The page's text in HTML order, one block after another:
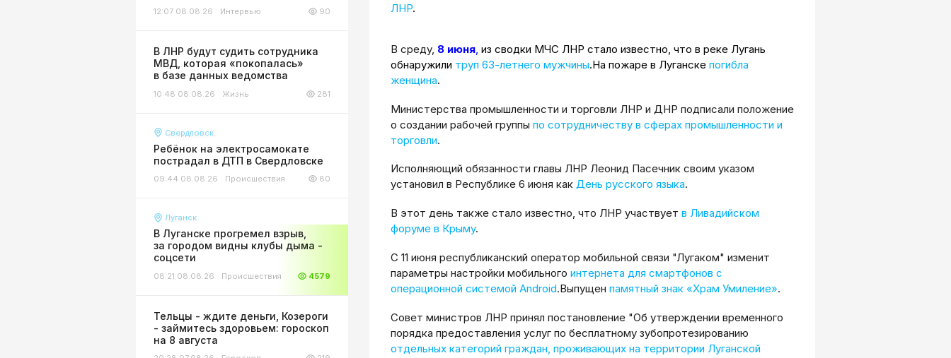
12:07 08.08.26 Интервью 90
В ЛНР будут судить сотрудника
МВД, которая «покопалась»
в базе данных ведомства
10:48 08.08.26 Жизнь 281
Свердловск
Ребёнок на электросамокате
пострадал в ДТП в Свердловске
09:44 08.08.26 Происшествия 80
Луганск
В Луганске прогремел взрыв,
за городом видны клубы дыма -
соцсети
08:21 08.08.26 Происшествия 4579
Тельцы - ждите деньги, Козероги
- займитесь здоровьем: гороскоп
на 8 августа
ЛНР.
В среду, 8 июня из сводки МЧС ЛНР стало известно, что в реке Лугань
обнаружили труп 63-летнего мужчины.На пожаре в Луганске погибла
женщина.
Министерства промышленности и торговли ЛНР и ДНР подписали положение
о создании рабочей группы по сотрудничеству в сферах промышленности и
торговли.
Исполняющий обязанности главы ЛНР Леонид Пасечник своим указом
установил в Республике 6 июня как День русского языка.
В этот день также стало известно, что ЛНР участвует в Ливадийском
форуме в Крыму.
С 11 июня республиканский оператор мобильной связи "Лугаком" изменит
параметры настройки мобильного интернета для смартфонов с
операционной системой Android.Выпущен памятный знак «Храм Умиление».
Совет министров ЛНР принял постановление "Об утверждении временного
порядка предоставления услуг по бесплатному зубопротезированию
отдельных категорий граждан, проживающих на территории Луганской